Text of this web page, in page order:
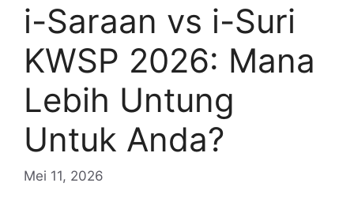
i-Saraan vs i-Suri
KWSP 2026: Mana
Lebih Untung
Untuk Anda?
Mei 11, 2026